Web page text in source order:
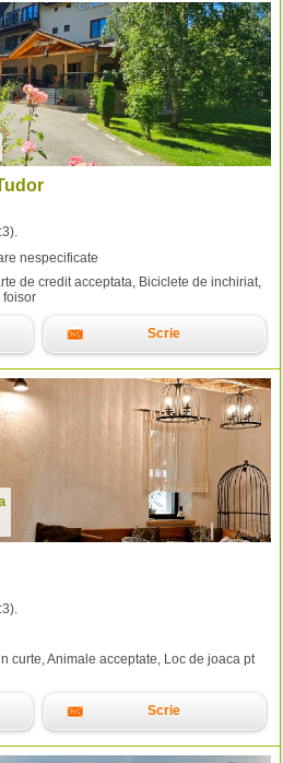
3).
nespecificate
de credit acceptata, Biciclete de inchiriat,
foisor
Scrie
3).
curte, Animale acceptate, Loc de joaca pt
Scrie